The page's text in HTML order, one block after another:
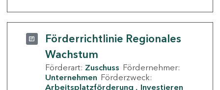
Förderrichtlinie Regionales
Wachstum
Förderart: Zuschuss Fördernehmer:
Unternehmen Förderzweck:
Arbeitsplatzförderung
Investieren